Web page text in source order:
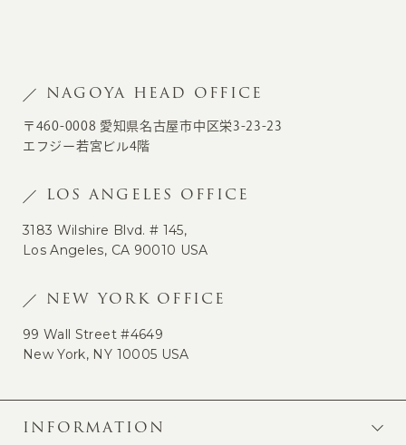
NAGOYA HEAD OFFICE
〒460-0008 愛知県名古屋市中区栄3-23-23
エフジー若宮ビル4階
LOS ANGELES OFFICE
3183 Wilshire Blvd. # 145,
Los Angeles, CA 90010 USA
NEW YORK OFFICE
99 Wall Street #4649
New York, NY 10005 USA
INFORMATION